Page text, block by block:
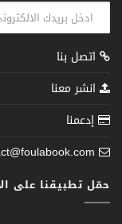
اتصل بنا
انشر معنا
إدعمنا
حمّل تطبيقنا على